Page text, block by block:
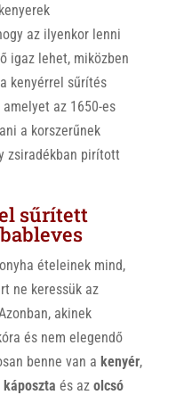
az ilyenkor lenni
igaz lehet, miközben
kenyérrel sűrítés
az 1650-es
a korszerűnek
zsiradékban pirított
sűrített
ételeinek mind,
ne keressük az
akinek
és nem elegendő
benne van a kenyér,
káposzta és az olcsó